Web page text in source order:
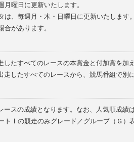
曜日に更新いたします。
、毎週月・木・日曜日に更新いたします。
があります。
したすべてのレースの本賞金と付加賞を加
走したすべてのレースから、競馬番組で別
スの成績となります。なお、人気順成績
トⅠの競走のみグレード／グループ（Ｇ）